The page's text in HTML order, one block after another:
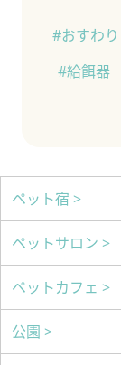
#おすわり
#給餌器
ペット宿 >
ペットサロン >
ペットカフェ >
公園 >